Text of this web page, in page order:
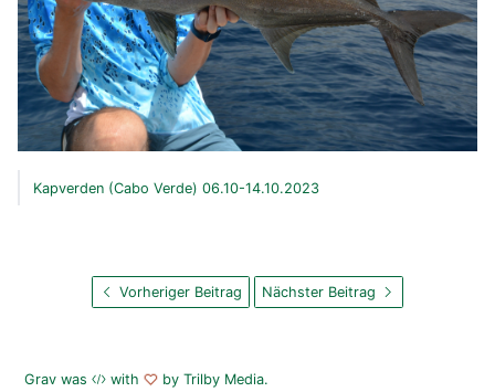
Kapverden (Cabo Verde) 06.10-14.10.2023
Vorheriger Beitrag Nächster Beitrag
Grav was with byTrilby Media.